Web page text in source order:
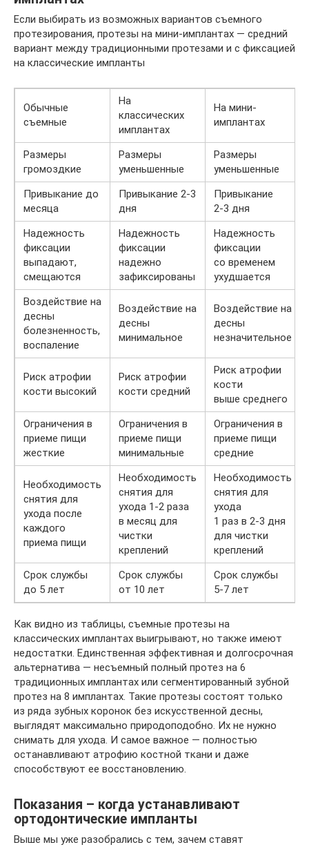
Если выбирать из возможных вариантов съемного
протезирования, протезы на мини-имплантах — средний
вариант между традиционными протезами и с фиксацией
на классические импланты
Обычные
съемные
На
классических
имплантах
На мини-
имплантах
Размеры
громоздкие
Размеры
уменьшенные
Размеры
уменьшенные
Привыкание до
месяца
Привыкание 2-3
дня
Привыкание
2-3 дня
Надежность
фиксации
выпадают,
смещаются
Надежность
фиксации
надежно
зафиксированы
Надежность
фиксации
со временем
ухудшается
Воздействие на
десны
болезненность,
воспаление
Воздействие на
десны
минимальное
Воздействие на
десны
незначительное
Риск атрофии
кости высокий
Риск атрофии
кости средний
Риск атрофии
кости
выше среднего
Ограничения в
приеме пищи
жесткие
Ограничения в
приеме пищи
минимальные
Ограничения в
приеме пищи
средние
Необходимость
снятия для
ухода после
каждого
приема пищи
Необходимость
снятия для
ухода 1-2 раза
в месяц для
чистки
креплений
Необходимость
снятия для
ухода
1 раз в 2-3 дня
для чистки
креплений
Срок службы
до 5 лет
Срок службы
от 10 лет
Срок службы
5-7 лет
Как видно из таблицы, съемные протезы на
классических имплантах выигрывают, но также имеют
недостатки. Единственная эффективная и долгосрочная
альтернатива — несъемный полный протез на 6
традиционных имплантах или сегментированный зубной
протез на 8 имплантах. Такие протезы состоят только
из ряда зубных коронок без искусственной десны,
выглядят максимально природоподобно. Их не нужно
снимать для ухода. И самое важное — полностью
останавливают атрофию костной ткани и даже
способствуют ее восстановлению.
Показания – когда устанавливают
ортодонтические импланты
Выше мы уже разобрались с тем, зачем ставят